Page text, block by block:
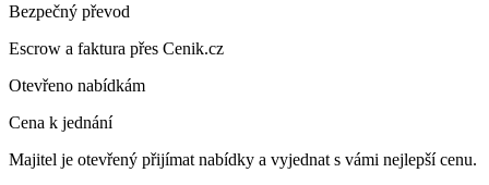
Bezpečný převod
Escrow a faktura přes Cenik.cz
Otevřeno nabídkám
Cena k jednání
Majitel je otevřený přijímat nabídky a vyjednat s vámi nejlepší cenu.